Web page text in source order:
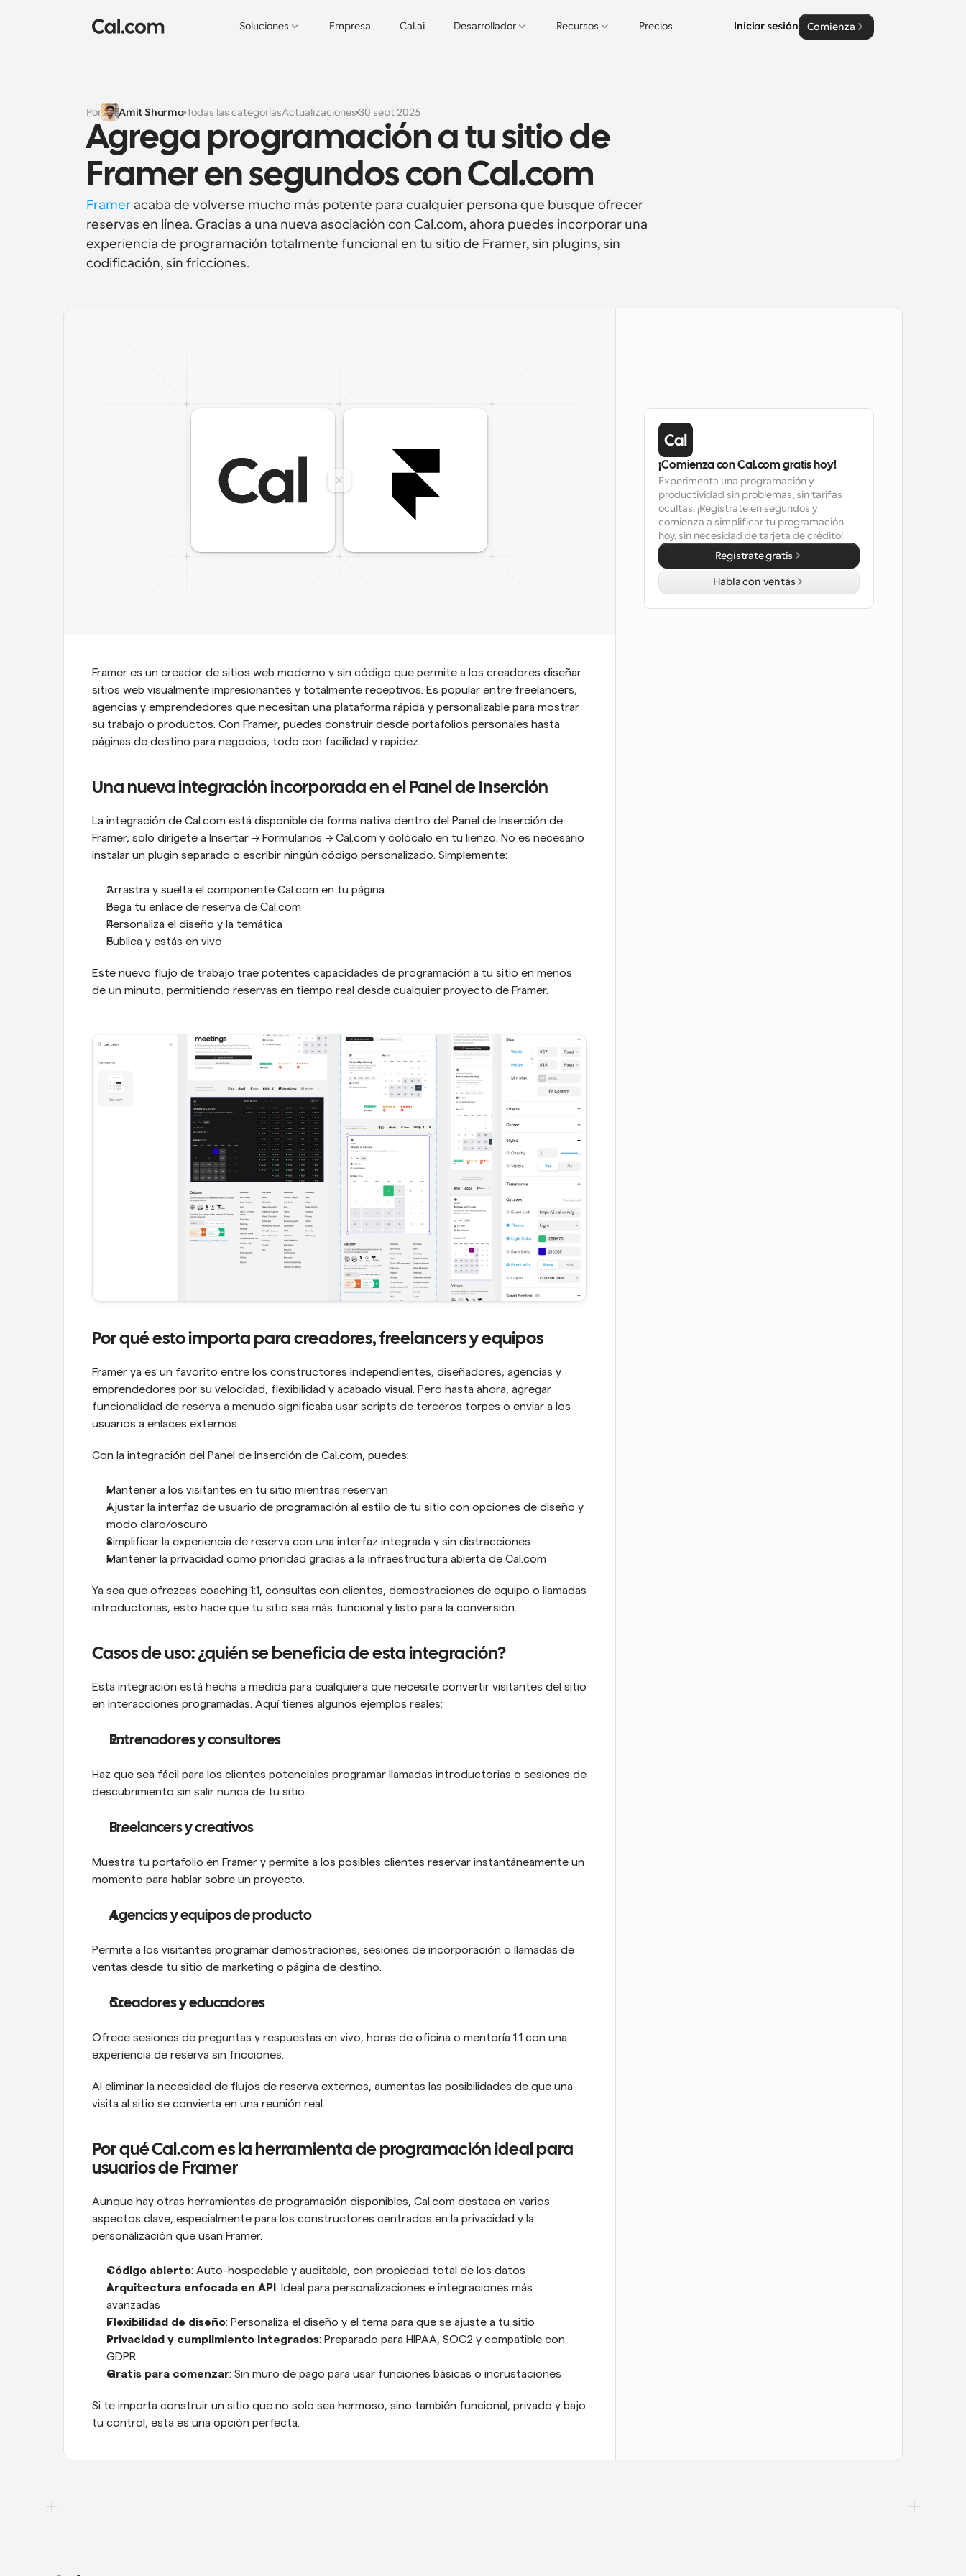
Soluciones Empresa Cal.ai Desarrollador Recursos Precios Iniciar sesión Comienza
Por Amit SharmaTodas las categoríasActualizaciones 30 sept 2025
Agrega programación a tu sitio de
Framer en segundos con Cal.com
Framer acaba de volverse mucho más potente para cualquier persona que busque ofrecer
reservas en línea. Gracias a una nueva asociación con Cal.com, ahora puedes incorporar una
experiencia de programación totalmente funcional en tu sitio de Framer, sin plugins, sin
codificación, sin fricciones.
Framer es un creador de sitios web moderno y sin código que permite a los creadores diseñar
sitios web visualmente impresionantes y totalmente receptivos. Es popular entre freelancers,
agencias y emprendedores que necesitan una plataforma rápida y personalizable para mostrar
su trabajo o productos. Con Framer, puedes construir desde portafolios personales hasta
páginas de destino para negocios, todo con facilidad y rapidez.
Una nueva integración incorporada en el Panel de Inserción
La integración de Cal.com está disponible de forma nativa dentro del Panel de Inserción de
Framer, solo dirígete a Insertar → Formularios → Cal.com y colócalo en tu lienzo. No es necesario
instalar un plugin separado o escribir ningún código personalizado. Simplemente:
Arrastra y suelta el componente Cal.com en tu página
Pega tu enlace de reserva de Cal.com
Personaliza el diseño y la temática
Publica y estás en vivo
Este nuevo flujo de trabajo trae potentes capacidades de programación a tu sitio en menos
de un minuto, permitiendo reservas en tiempo real desde cualquier proyecto de Framer.
Por qué esto importa para creadores, freelancers y equipos
Framer ya es un favorito entre los constructores independientes, diseñadores, agencias y
emprendedores por su velocidad, flexibilidad y acabado visual. Pero hasta ahora, agregar
funcionalidad de reserva a menudo significaba usar scripts de terceros torpes o enviar a los
usuarios a enlaces externos.
Con la integración del Panel de Inserción de Cal.com, puedes:
Mantener a los visitantes en tu sitio mientras reservan
Ajustar la interfaz de usuario de programación al estilo de tu sitio con opciones de diseño y
modo claro/oscuro
Simplificar la experiencia de reserva con una interfaz integrada y sin distracciones
Mantener la privacidad como prioridad gracias a la infraestructura abierta de Cal.com
Ya sea que ofrezcas coaching 1:1, consultas con clientes, demostraciones de equipo o llamadas
introductorias, esto hace que tu sitio sea más funcional y listo para la conversión.
Casos de uso: ¿quién se beneficia de esta integración?
Esta integración está hecha a medida para cualquiera que necesite convertir visitantes del sitio
en interacciones programadas. Aquí tienes algunos ejemplos reales:
Entrenadores y consultores
Haz que sea fácil para los clientes potenciales programar llamadas introductorias o sesiones de
descubrimiento sin salir nunca de tu sitio.
Freelancers y creativos
Muestra tu portafolio en Framer y permite a los posibles clientes reservar instantáneamente un
momento para hablar sobre un proyecto.
Agencias y equipos de producto
Permite a los visitantes programar demostraciones, sesiones de incorporación o llamadas de
ventas desde tu sitio de marketing o página de destino.
Creadores y educadores
Ofrece sesiones de preguntas y respuestas en vivo, horas de oficina o mentoría 1:1 con una
experiencia de reserva sin fricciones.
Al eliminar la necesidad de flujos de reserva externos, aumentas las posibilidades de que una
visita al sitio se convierta en una reunión real.
Por qué Cal.com es la herramienta de programación ideal para
usuarios de Framer
Aunque hay otras herramientas de programación disponibles, Cal.com destaca en varios
aspectos clave, especialmente para los constructores centrados en la privacidad y la
personalización que usan Framer.
Código abierto: Auto-hospedable y auditable, con propiedad total de los datos
Arquitectura enfocada en API: Ideal para personalizaciones e integraciones más
avanzadas
Flexibilidad de diseño: Personaliza el diseño y el tema para que se ajuste a tu sitio
Privacidad y cumplimiento integrados: Preparado para HIPAA, SOC2 y compatible con
GDPR
Gratis para comenzar: Sin muro de pago para usar funciones básicas o incrustaciones
Si te importa construir un sitio que no solo sea hermoso, sino también funcional, privado y bajo
tu control, esta es una opción perfecta.
¡Comienza con Cal.com gratis hoy!
Experimenta una programación y
productividad sin problemas, sin tarifas
ocultas. ¡Regístrate en segundos y
comienza a simplificar tu programación
hoy, sin necesidad de tarjeta de crédito!
Regístrate gratis
Habla con ventas